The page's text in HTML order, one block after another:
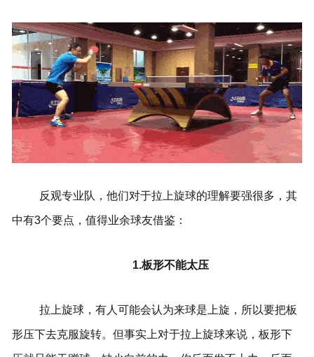
反观专业队，他们对于拉上旋球的理解要强很多，其
中有3个要点，值得业余球友借鉴：
1.板形不能太压
拉上旋球，有人可能会认为来球是上旋，所以要把板
形压下去克服旋转。但事实上对于拉上旋球来说，板形下